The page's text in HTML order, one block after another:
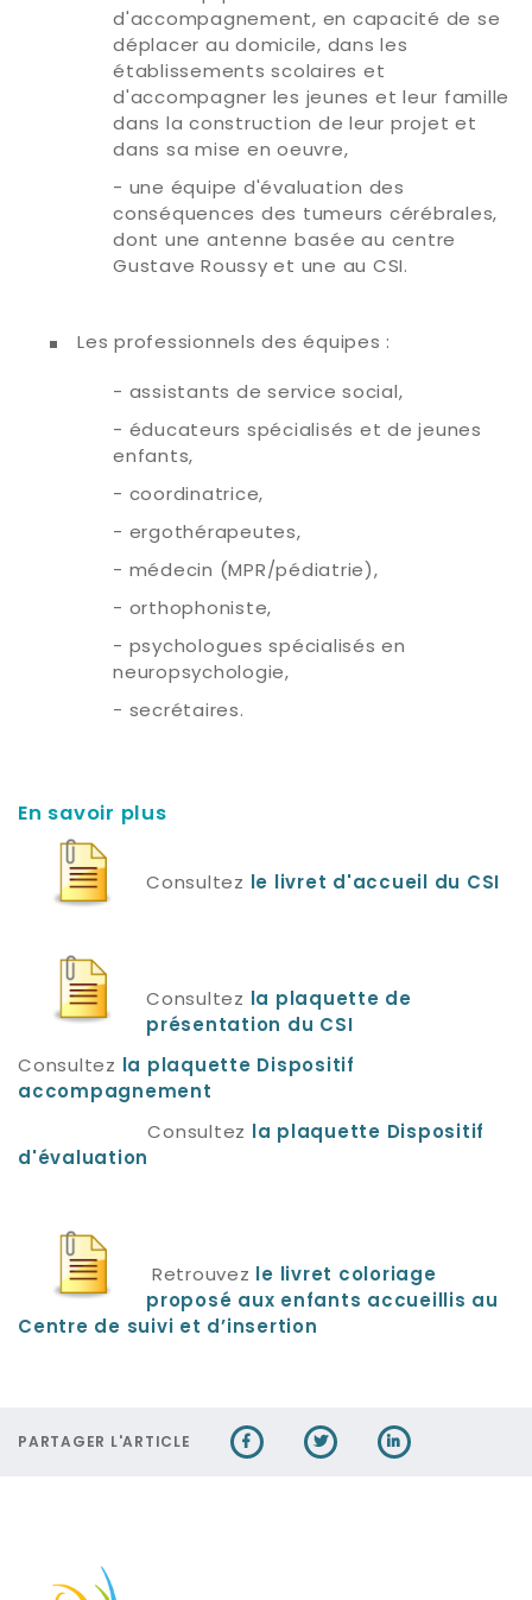
d'accompagnement, en capacité de se
déplacer au domicile, dans les
établissements scolaires et
d'accompagner les jeunes et leur famille
dans la construction de leur projet et
dans sa mise en oeuvre,
- une équipe d'évaluation des
conséquences des tumeurs cérébrales,
dont une antenne basée au centre
Gustave Roussy et une au CSI.
Les professionnels des équipes :
- assistants de service social,
- éducateurs spécialisés et de jeunes
enfants,
- coordinatrice,
- ergothérapeutes,
- médecin (MPR/pédiatrie),
- orthophoniste,
- psychologues spécialisés en
neuropsychologie,
- secrétaires.
En savoir plus
Consultez le livret d'accueil du CSI
Consultez la
plaquette de
présentation du CSI
Consultez
la plaquette Dispositif
accompagnement
Consultez
la plaquette Dispositif
d'évaluation
Retrouvez
le livret coloriage
proposé aux enfants accueillis au
Centre de suivi et d’insertion
PARTAGER L'ARTICLE